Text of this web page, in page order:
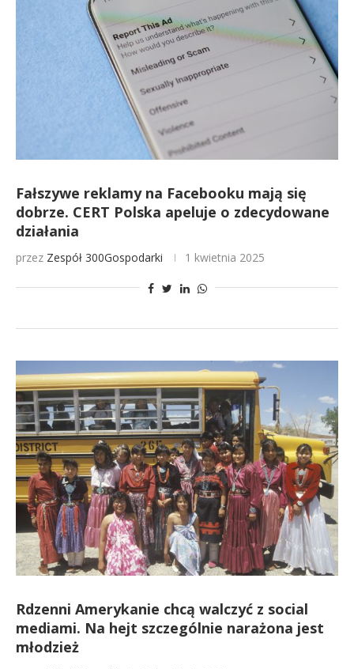
Fałszywe reklamy na Facebooku mają się
dobrze. CERT Polska apeluje o zdecydowane
działania
przez Zespół 300Gospodarki 1 kwietnia 2025
Rdzenni Amerykanie chcą walczyć z social
mediami. Na hejt szczególnie narażona jest
młodzież